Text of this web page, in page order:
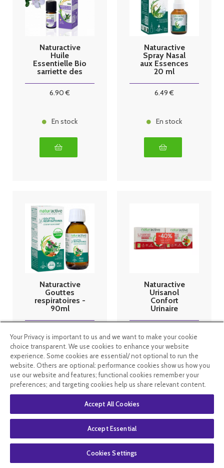
Naturactive
Huile
Essentielle Bio
sarriette des
6.90 €
En stock
Naturactive
Spray Nasal
aux Essences
20 ml
6.49 €
En stock
Naturactive
Gouttes
respiratoires -
90ml
En stock
Naturactive
Urisanol
Confort
Urinaire
30 Gélules
En stock
Your Privacy is important to us and we want to make your cookie
choice transparent. We use cookies to enhance your website
experience. Some cookies are essential/ not optional to run the
website. Others are optional: performance cookies show us how you
use our website and features; functional cookies remember your
preferences; and targeting cookies help us share relevant content.
Accept All Cookies
Accept Essential
Cookies Settings